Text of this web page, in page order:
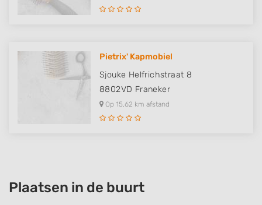
Pietrix' Kapmobiel
Sjouke Helfrichstraat 8
8802VD Franeker
Op 15,62 km afstand
Plaatsen in de buurt